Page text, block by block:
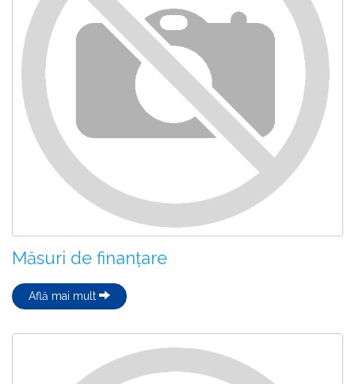
Măsuri de finanțare
Află mai mult